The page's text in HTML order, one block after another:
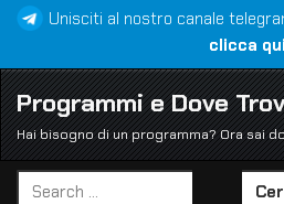
al
contenuto
Unisciti al nostro canale
clicca qui
Programmi e Dove
Hai bisogno di un programma? Ora sai